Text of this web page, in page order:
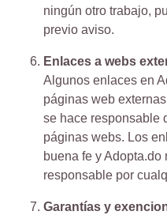
ningún otro trabajo,
previo aviso.
Enlaces a webs
Algunos enlaces en
páginas web
se hace responsable
páginas webs. Los
buena fe y
responsable por
Garantías y